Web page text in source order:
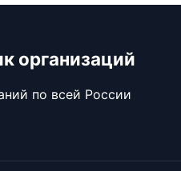
организаций
по всей России